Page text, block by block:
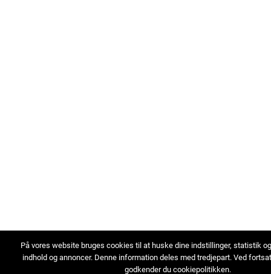
På vores website bruges cookies til at huske dine indstillinger, statistik
indhold og annoncer. Denne information deles med tredjepart. Ved
godkender du cookiepolitikken.